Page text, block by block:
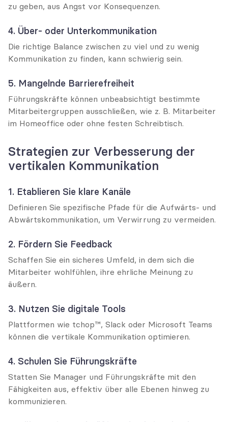
zu geben, aus Angst vor Konsequenzen.
4. Über- oder Unterkommunikation
Die richtige Balance zwischen zu viel und zu wenig
Kommunikation zu finden, kann schwierig sein.
5. Mangelnde Barrierefreiheit
Führungskräfte können unbeabsichtigt bestimmte
Mitarbeitergruppen ausschließen, wie z. B. Mitarbeiter
im Homeoffice oder ohne festen Schreibtisch.
Strategien zur Verbesserung der
vertikalen Kommunikation
1. Etablieren Sie klare Kanäle
Definieren Sie spezifische Pfade für die Aufwärts- und
Abwärtskommunikation, um Verwirrung zu vermeiden.
2. Fördern Sie Feedback
Schaffen Sie ein sicheres Umfeld, in dem sich die
Mitarbeiter wohlfühlen, ihre ehrliche Meinung zu
äußern.
3. Nutzen Sie digitale Tools
Plattformen wie tchop™, Slack oder Microsoft Teams
können die vertikale Kommunikation optimieren.
4. Schulen Sie Führungskräfte
Statten Sie Manager und Führungskräfte mit den
Fähigkeiten aus, effektiv über alle Ebenen hinweg zu
kommunizieren.